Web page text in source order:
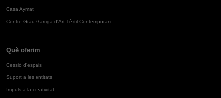
Casa Aymat
Centre Grau-Garriga d'Art Tèxtil Contemporani
Què oferim
Cessió d'espais
Suport a les entitats
Impuls a la creativitat